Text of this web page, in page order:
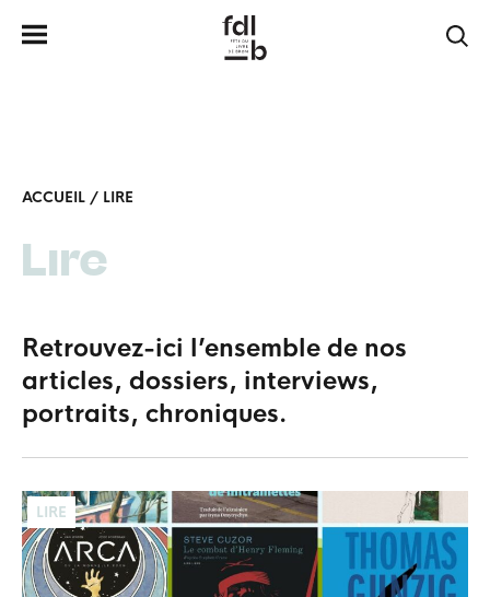
ACCUEIL / LIRE
Lire
Retrouvez-ici l’ensemble de nos
articles, dossiers, interviews,
portraits, chroniques.
LIRE